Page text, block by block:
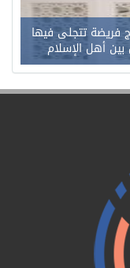
فريضة تتجلى فيها
بين أهل الإسلام